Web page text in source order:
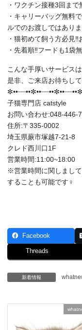
・ワクチン接種3回まで
・キャリーバッグ無料
ルでのお渡しではあり
・猫初めて飼う方必見
・先着順‼️フードも1袋
こんな手厚いサービス
是非、ご来店お待ちし
子猫専門店 catstyle
お問い合わせ:048-446-
住所:〒335-0002
埼玉県蕨市塚越7-21-8
クレド西川口1F
営業時間:11:00~18:00
※営業時間に関しまし
することも可能です‍♀️
Facebook
Threads
新着情報